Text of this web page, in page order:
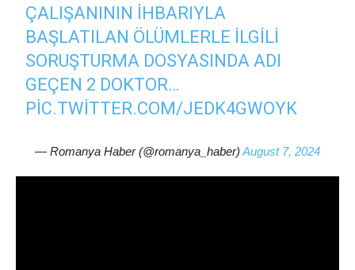
ÇALIŞANININ IHBARIYLA
BAŞLATILAN ÖLÜMLERLE ILGILI
SORUŞTURMA DOSYASINDA ADI
GEÇEN 2 DOKTOR…
PIC.TWITTER.COM/JEDK4GWOYK
— Romanya Haber (@romanya_haber) August 7, 2024